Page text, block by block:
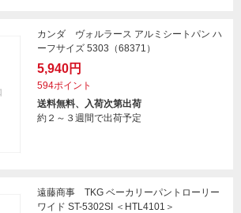
カンダ ヴォルラース アルミシートパン ハ
ーフサイズ 5303（68371）
5,940円
594ポイント
送料無料、入荷次第出荷
約２～３週間で出荷予定
遠藤商事 TKG ベーカリーパントローリー
ワイド ST-5302SI ＜HTL4101＞